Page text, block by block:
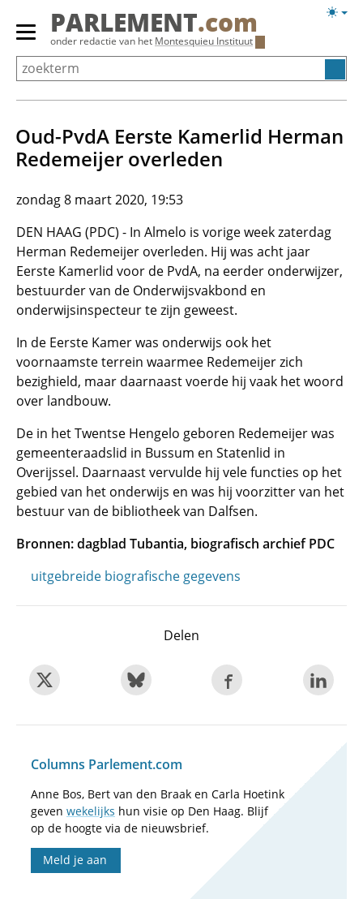
Overslaan
Primair
menu
tonen/verbergen
PARLEMENT.com
onder redactie van het Montesquieu Instituut
Oud-PvdA Eerste Kamerlid Herman
Redemeijer overleden
zondag 8 maart 2020, 19:53
DEN HAAG (PDC) - In Almelo is vorige week zaterdag
Herman Redemeijer overleden. Hij was acht jaar
Eerste Kamerlid voor de PvdA, na eerder onderwijzer,
bestuurder van de Onderwijsvakbond en
onderwijsinspecteur te zijn geweest.
In de Eerste Kamer was onderwijs ook het
voornaamste terrein waarmee Redemeijer zich
bezighield, maar daarnaast voerde hij vaak het woord
over landbouw.
De in het Twentse Hengelo geboren Redemeijer was
gemeenteraadslid in Bussum en Statenlid in
Overijssel. Daarnaast vervulde hij vele functies op het
gebied van het onderwijs en was hij voorzitter van het
bestuur van de bibliotheek van Dalfsen.
Bronnen: dagblad Tubantia, biografisch archief PDC
uitgebreide biografische gegevens
Delen
Columns Parlement.com
Anne Bos, Bert van den Braak en Carla Hoetink
geven wekelijks hun visie op Den Haag. Blijf
op de hoogte via de nieuwsbrief.
Meld je aan